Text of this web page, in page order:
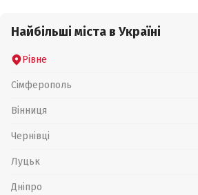
Найбільші міста в Україні
Рівне
Сімферополь
Вінниця
Чернівці
Луцьк
Дніпро